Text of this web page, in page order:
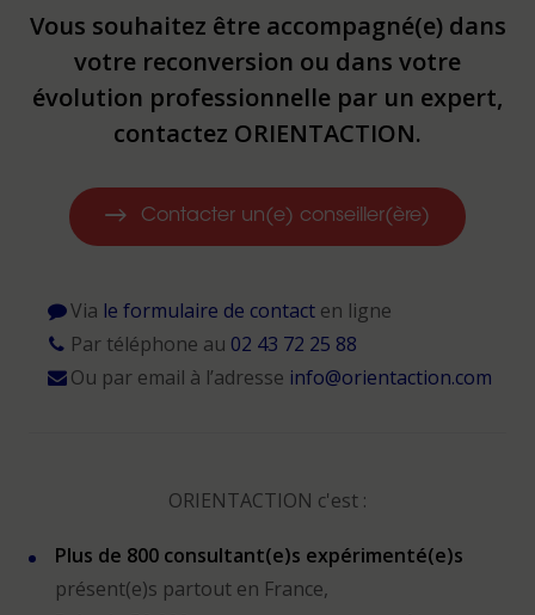
Vous souhaitez être accompagné(e) dans
votre reconversion ou dans votre
évolution professionnelle par un expert,
contactez ORIENTACTION.
Contacter un(e) conseiller(ère)
Via le formulaire de contacten ligne
Par téléphone au 02 43 72 25 88
Ou par email à l’adresse info@orientaction.com
ORIENTACTION c'est :
Plus de 800 consultant(e)s expérimenté(e)s
présent(e)s partout en France,